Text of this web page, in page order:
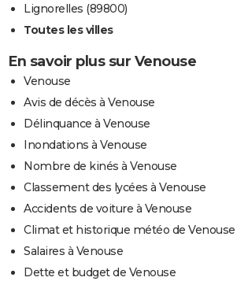
Lignorelles (89800)
Toutes les villes
En savoir plus sur Venouse
Venouse
Avis de décès à Venouse
Délinquance à Venouse
Inondations à Venouse
Nombre de kinés à Venouse
Classement des lycées à Venouse
Accidents de voiture à Venouse
Climat et historique météo de Venouse
Salaires à Venouse
Dette et budget de Venouse